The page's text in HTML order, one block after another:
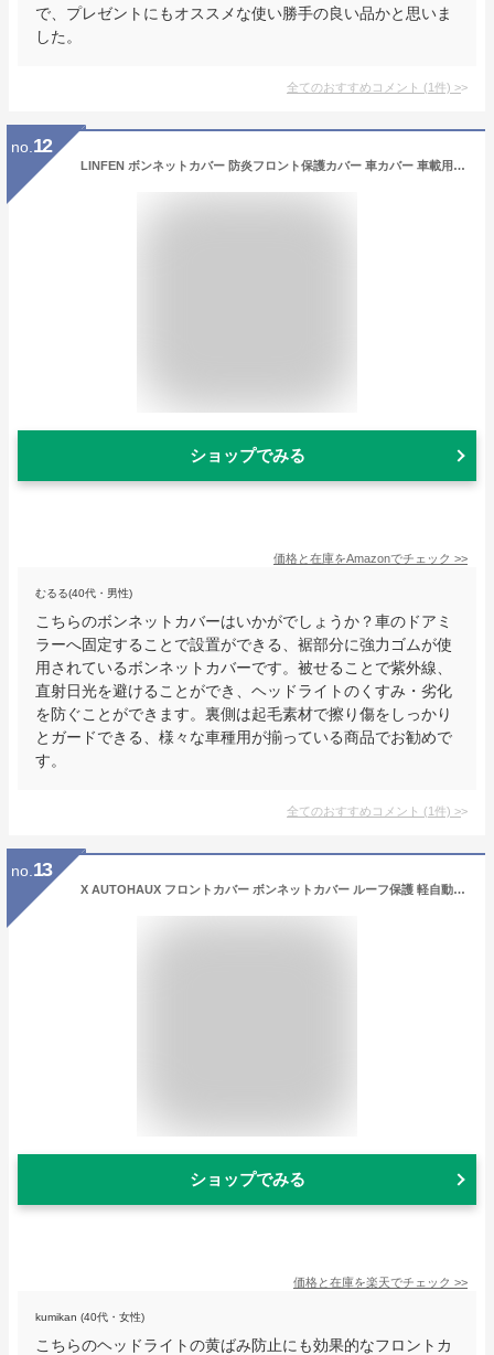
で、プレゼントにもオススメな使い勝手の良い品かと思いま
した。
全てのおすすめコメント (1件) >
no. 12
LINFEN ボンネットカバー 防炎フロント保護カバー 車カバー 車載用ヘッドライト 日焼け防止とアンチエイジング 裏側起毛素材で、スパンレース綿 (軽自動車用-Sサイズ)
ショップでみる
価格と在庫をAmazonでチェック >>
むるる(40代・男性)
こちらのボンネットカバーはいかがでしょうか？車のドアミ
ラーへ固定することで設置ができる、裾部分に強力ゴムが使
用されているボンネットカバーです。被せることで紫外線、
直射日光を避けることができ、ヘッドライトのくすみ・劣化
を防ぐことができます。裏側は起毛素材で擦り傷をしっかり
とガードできる、様々な車種用が揃っている商品でお勧めで
す。
全てのおすすめコメント (1件) >
no. 13
X AUTOHAUX フロントカバー ボンネットカバー ルーフ保護 軽自動車Sサイズ ヘッドライト黄ばみ劣化 防止 保護 uvカット 雹対策 蛍光反射 防風ロープ付き ブラック 長さ430cm
ショップでみる
価格と在庫を楽天でチェック >>
kumikan (40代・女性)
こちらのヘッドライトの黄ばみ防止にも効果的なフロントカ